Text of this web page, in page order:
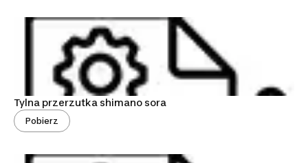
Tylna przerzutka shimano sora
Pobierz